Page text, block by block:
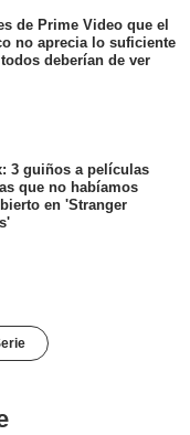
de Prime Video que el
no aprecia lo suficiente
deberían de ver
3 guiños a películas
que no habíamos
en 'Stranger